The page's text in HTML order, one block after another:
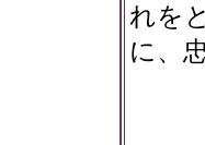
れを
に、